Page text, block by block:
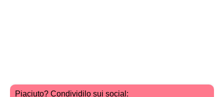
Piaciuto? Condividilo sui social: